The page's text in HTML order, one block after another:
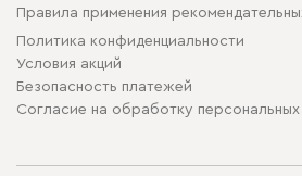
Правила применения
Политика конфиденциальности
Условия акций
Безопасность платежей
Cогласие на обработку персональных